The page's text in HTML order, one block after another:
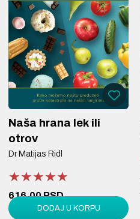
Naša hrana lek ili
otrov
Dr Matijas Ridl
★★★★★
★★★★★
★★★★★
616,00 RSD
880,00 RSDDODAJ U KORPU